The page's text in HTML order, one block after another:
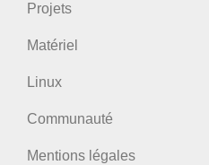
Projets
Matériel
Linux
Communauté
Mentions légales